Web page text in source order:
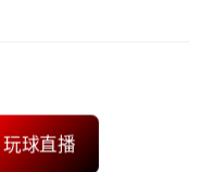
玩球直播